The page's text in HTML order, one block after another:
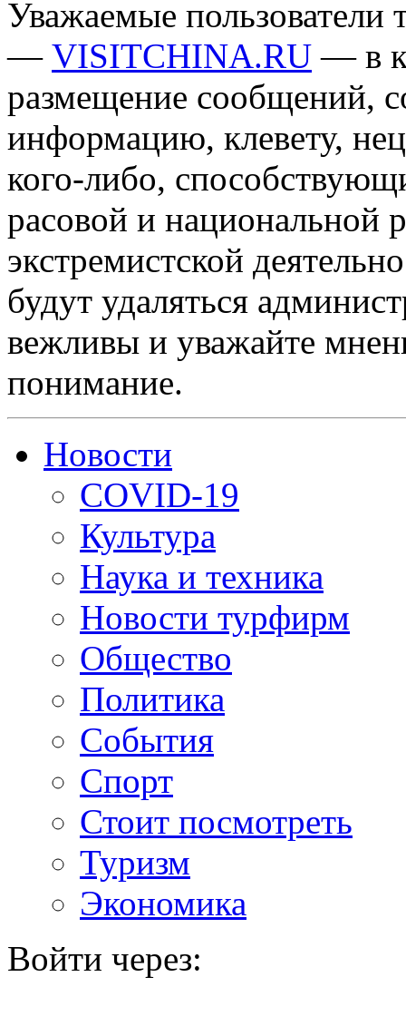
Уважаемые пользователи
— VISITCHINA.RU — в
размещение сообщений,
информацию, клевету,
кого-либо,
расовой и национальной
экстремистской
будут удаляться
вежливы и уважайте
понимание.
Новости
COVID-19
Культура
Наука и техника
Новости турфирм
Общество
Политика
События
Спорт
Стоит посмотреть
Туризм
Экономика
Войти через: